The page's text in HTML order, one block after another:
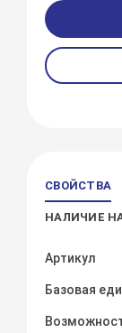
СВОЙСТВА
НАЛИЧИЕ
Артикул
Базовая